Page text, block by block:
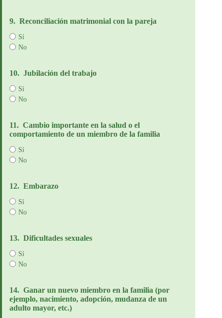
9. Reconciliación matrimonial con la pareja
Sí
No
10. Jubilación del trabajo
Sí
No
11. Cambio importante en la salud o el
comportamiento de un miembro de la familia
Sí
No
12. Embarazo
Sí
No
13. Dificultades sexuales
Sí
No
14. Ganar un nuevo miembro en la familia (por
ejemplo, nacimiento, adopción, mudanza de un
adulto mayor, etc.)